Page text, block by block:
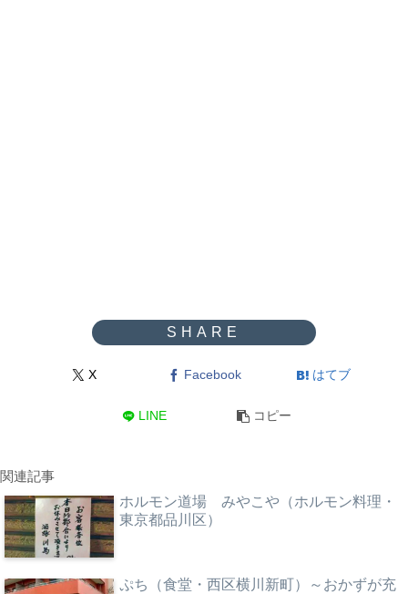
X Facebook はてブ
LINE コピー
関連記事
ホルモン道場 みやこや（ホルモン料理・
東京都品川区）
ぷち（食堂・西区横川新町）～おかずが充